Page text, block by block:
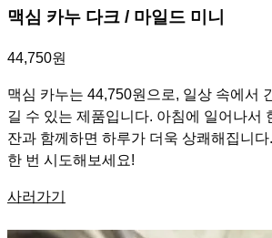
맥심 카누 다크 / 마일드 미니
44,750원
맥심 카누는 44,750원으로, 일상 속에서
길 수 있는 제품입니다. 아침에 일어나서
잔과 함께하면 하루가 더욱 상쾌해집니
한 번 시도해보세요!
사러가기